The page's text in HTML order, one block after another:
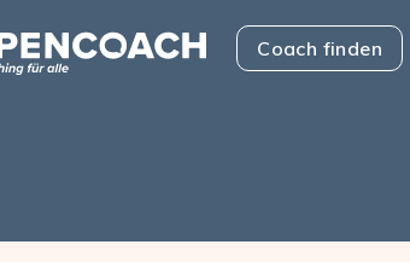
Coach
Coach finden